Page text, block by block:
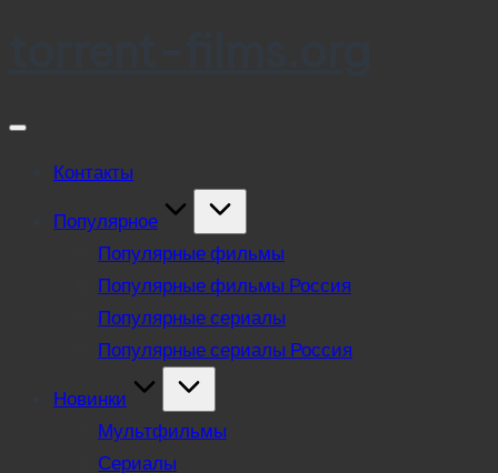
Контакты
Популярное
Популярные фильмы
Популярные фильмы Россия
Популярные сериалы
Популярные сериалы Россия
Новинки
Мультфильмы
Сериалы